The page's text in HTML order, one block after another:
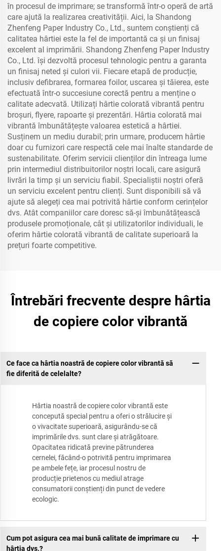
în procesul de imprimare; se transformă într-o operă de artă
care ajută la realizarea creativității. Aici, la Shandong
Zhenfeng Paper Industry Co., Ltd., suntem conștienți că
calitatea hârtiei este la fel de importantă ca și un finisaj
excelent al imprimării. Shandong Zhenfeng Paper Industry
Co., Ltd. își dezvoltă procesul tehnologic pentru a garanta
un finisaj neted și culori vii. Fiecare etapă de producție,
inclusiv defibrarea, formarea foilor, uscarea și tăierea, este
efectuată într-o succesiune corectă pentru a menține o
calitate adecvată. Utilizați hârtie colorată vibrantă pentru
broșuri, flyere, rapoarte și prezentări. Hârtia colorată mai
vibrantă îmbunătățește valoarea estetică a hârtiei.
Susținem un mediu durabil; prin urmare, producem hârtie
doar cu furnizori care respectă cele mai înalte standarde de
sustenabilitate. Oferim servicii clienților din întreaga lume
prin intermediul distribuitorilor noștri locali, care asigură
livrări la timp și un serviciu fiabil. Specialiștii noștri oferă
un serviciu excelent pentru clienți. Sunt disponibili să vă
ajute să alegeți cea mai potrivită hârtie conform cerințelor
dvs. Atât companiilor care doresc să-și îmbunătățească
produsele promoționale, cât și utilizatorilor individuali, le
oferim hârtie colorată vibrantă de calitate superioară la
prețuri foarte competitive.
Întrebări frecvente despre hârtia
de copiere color vibrantă
Ce face ca hârtia noastră de copiere color vibrantă să
fie diferită de celelalte?
Hârtia noastră de copiere color vibrantă este
concepută special pentru a oferi o strălucire și
o vivacitate superioară, asigurându-se că
imprimările dvs. sunt clare și atrăgătoare.
Opacitatea ridicată previne pătrunderea
cernelei, făcând-o potrivită pentru imprimarea
pe ambele fețe, iar procesul nostru de
producție prietenos cu mediul atrage
consumatorii conștienți din punct de vedere
ecologic.
Cum pot asigura cea mai bună calitate de imprimare cu
hârtia dvs.?